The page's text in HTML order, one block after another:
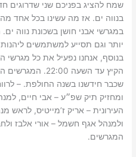
שמח להציג בפניכם שני שדרוגים
בנווה ים. אז מה עשינו בכל אחד
במגרשי אבני חושן בשכונת נווה
יותר וגם תסייע למשתמשים
בנוסף, אנחנו נפעיל את כל מגרשי
הקיץ עד השעה
שכבר חידשנו בשנה החולפת. –
ומחזיק תיק שפ״ע – אבי חיים,
העירונית – אריק ז’מייטיס, לראש
ולמנהל אגף חשמל – אורי אלבז
המגרשים.